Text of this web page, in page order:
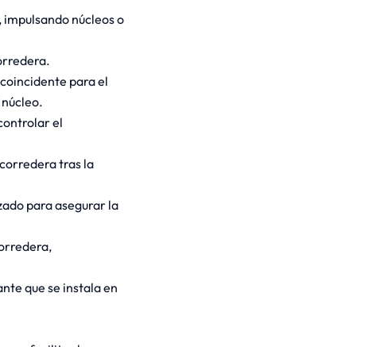
núcleos o
para el
el
tras la
para asegurar la
que se instala en